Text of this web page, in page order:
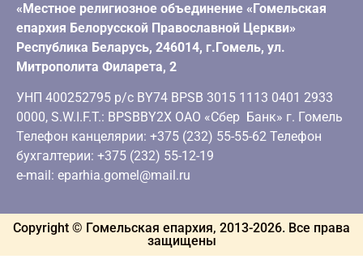
«Местное религиозное объединение «Гомельская
епархия Белорусской Православной Церкви»
Республика Беларусь, 246014, г.Гомель, ул.
Митрополита Филарета, 2
УНП 400252795 р/с BY74 BPSB 3015 1113 0401 2933
0000, S.W.I.F.T.: BPSBBY2X ОАО «Сбер Банк» г. Гомель
Телефон канцелярии: +375 (232) 55-55-62 Телефон
бухгалтерии: +375 (232) 55-12-19
e-mail: eparhia.gomel@mail.ru
Copyright © Гомельская епархия, 2013-2026. Все права
защищены